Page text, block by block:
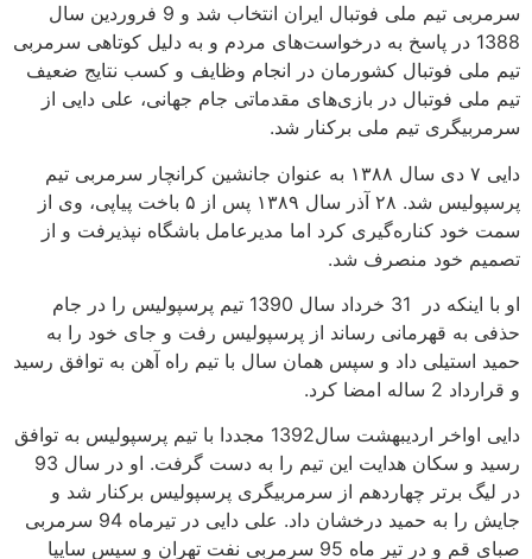
سرمربی تیم ملی فوتبال ایران انتخاب شد و 9 فروردین سال
1388 در پاسخ به درخواست‌های مردم و به دلیل کوتاهی سرمربی
تیم ملی فوتبال کشورمان در انجام وظایف و کسب نتایج ضعیف
تیم ملی فوتبال در بازی‌های مقدماتی جام جهانی، علی دایی از
سرمربیگری تیم ملی برکنار شد.
دایی ۷ دی سال ۱۳۸۸ به عنوان جانشین کرانچار سرمربی تیم
پرسپولیس شد. ۲۸ آذر سال ۱۳۸۹ پس از ۵ باخت پیاپی، وی از
سمت خود کناره‌گیری کرد اما مدیرعامل باشگاه نپذیرفت و از
تصمیم خود منصرف شد.
او با اینکه در 31 خرداد سال 1390 تیم پرسپولیس را در جام
حذفی به قهرمانی رساند از پرسپولیس رفت و جای خود را به
حمید استیلی داد و سپس همان سال با تیم راه آهن به توافق رسید
و قرارداد 2 ساله امضا کرد.
دایی اواخر اردیبهشت سال1392 مجددا با تیم پرسپولیس به توافق
رسید و سکان هدایت این تیم را به دست گرفت. او در سال 93
در لیگ برتر چهاردهم از سرمربیگری پرسپولیس برکنار شد و
جایش را به حمید درخشان داد. علی دایی در تیرماه 94 سرمربی
صبای قم و در تیر ماه 95 سرمربی نفت تهران و سپس سایپا